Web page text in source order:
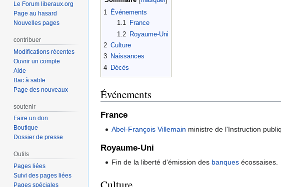
navigation
recherche
1 Événements
1.1
France
1.2
Royaume-Uni
2 Culture
3 Naissances
4 Décès
Événements
France
Abel-François Villemain ministre de l'Instruction
Royaume-Uni
Fin de la liberté d'émission des banques écossaises.
Le Forum liberaux.org
Page au hasard
Nouvelles pages
contribuer
Modifications récentes
Ouvrir un compte
Aide
Bac à sable
Page des nouveaux
soutenir
Faire un don
Boutique
Dossier de presse
Outils
Pages liées
Suivi des pages liées
Pages spéciales